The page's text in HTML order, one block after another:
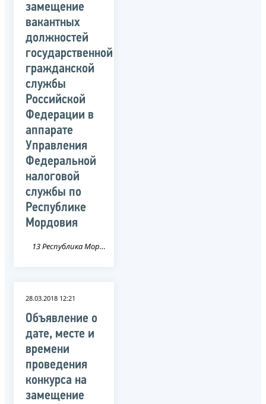
замещение
вакантных
должностей
государственной
гражданской
службы
Российской
Федерации в
аппарате
Управления
Федеральной
налоговой
службы по
Республике
Мордовия
13 Республика Мордовия
28.03.2018 12:21
Объявление о
дате, месте и
времени
проведения
конкурса на
замещение